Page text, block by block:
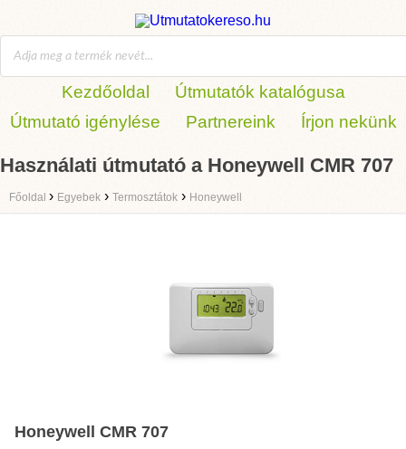
Kezdőoldal
Útmutatók katalógusa
Útmutató igénylése
Partnereink Írjon nekünk
Használati útmutató a Honeywell CMR 707
Főoldal › Egyebek › Termosztátok › Honeywell
Honeywell CMR 707